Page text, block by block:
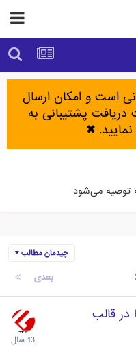
است و امکان ارسال
پشتیبانی به
✖
توصیه می‌شود
چیدمان مطالب
بعدی